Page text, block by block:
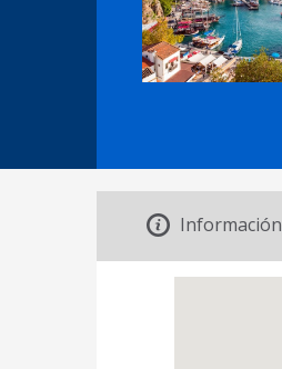
Información